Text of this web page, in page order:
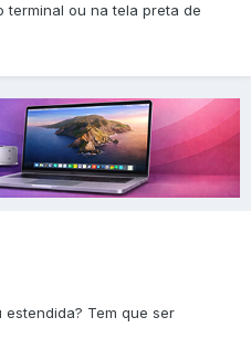
ou na tela preta de
Tem que ser